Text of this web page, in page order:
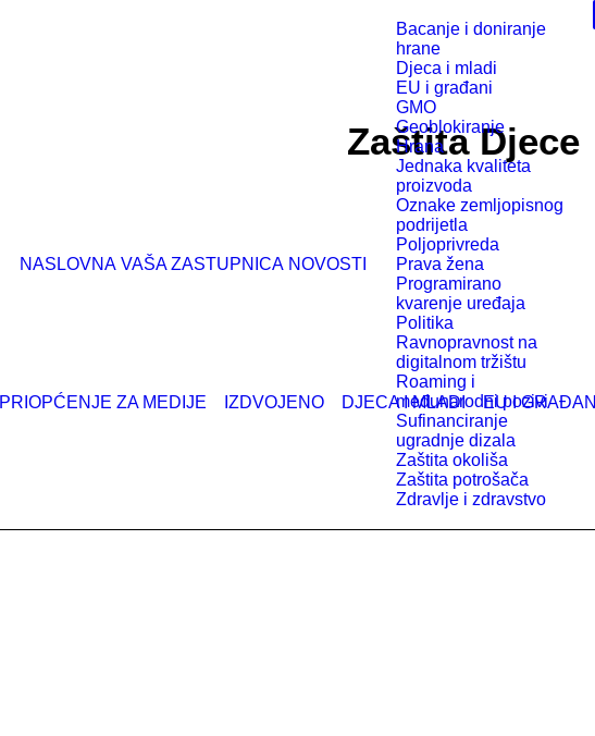
NASLOVNA VAŠA ZASTUPNICA NOVOSTI
Bacanje i doniranje
hrane
Djeca i mladi
EU i građani
GMO
Geoblokiranje
Hrana
Jednaka kvaliteta
proizvoda
Oznake zemljopisnog
podrijetla
Poljoprivreda
Prava žena
Programirano
kvarenje uređaja
Politika
Ravnopravnost na
digitalnom tržištu
Roaming i
međunarodni pozivi
Sufinanciranje
ugradnje dizala
Zaštita okoliša
Zaštita potrošača
Zdravlje i zdravstvo
Zaštita Djece
PRIOPĆENJE ZA MEDIJE IZDVOJENO DJECA I MLADI EU I GRAĐANI